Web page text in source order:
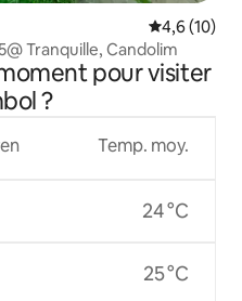
Évaluation
4,6 (10)
Tranquille, Candolim
pour visiter
?
Temp. moy.
24 °C
25 °C